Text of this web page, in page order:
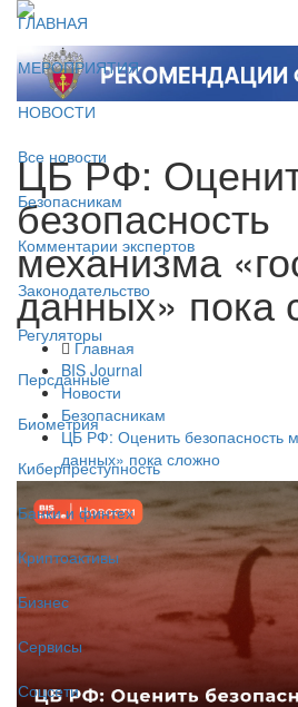
ГЛАВНАЯ
МЕРОПРИЯТИЯ
НОВОСТИ
Все новости
Безопасникам
Комментарии экспертов
Законодательство
Регуляторы
Персданные
Биометрия
Киберпреступность
Банки и финтех
Криптоактивы
Бизнес
Сервисы
Соцсети
ЦБ РФ:
безопасность
механизма
данных» пока
Главная
BIS Journal
Новости
Безопасникам
ЦБ РФ: Оценить безопасность
данных» пока сложно